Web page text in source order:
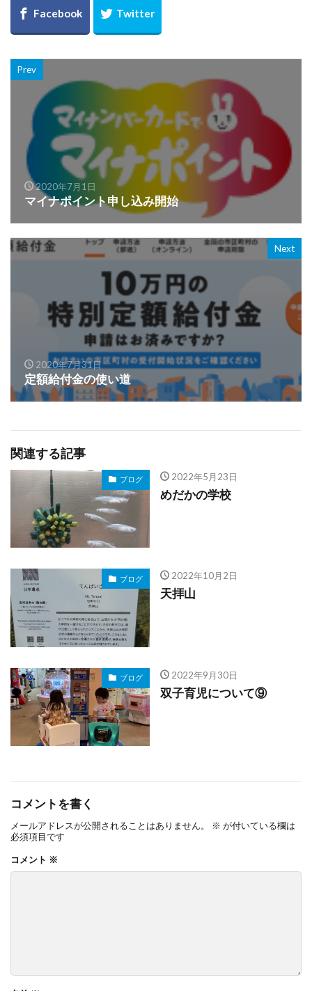
Prev
2020年7月1日
マイナポイント申し込み開始
Next
2020年7月31日
定額給付金の使い道
関連する記事
ブログ 2022年5月23日
めだかの学校
ブログ 2022年10月2日
天拝山
ブログ 2022年9月30日
双子育児について⑨
コメントを書く
メールアドレスが公開されることはありません。 ※ が付いている欄は
必須項目です
コメント ※